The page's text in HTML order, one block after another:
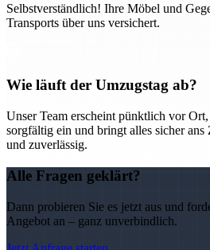
Selbstverständlich! Ihre Möbel und
Transports über uns versichert.
Wie läuft der Umzugstag ab?
Unser Team erscheint pünktlich vor
sorgfältig ein und bringt alles sicher
und zuverlässig.
Alle Fragen geklärt?
Dann probieren Sie es jetzt aus und
Angebot an – ganz unverbindlich.